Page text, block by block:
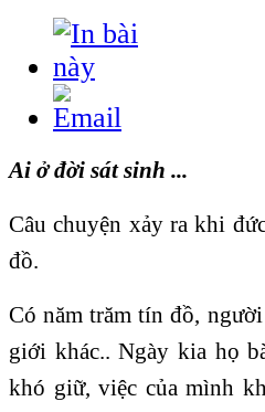
Ai ở đời sát sinh ...
Câu chuyện xảy ra khi
đồ.
Có năm trăm tín đồ,
giới khác.. Ngày kia họ
khó giữ, việc của mình